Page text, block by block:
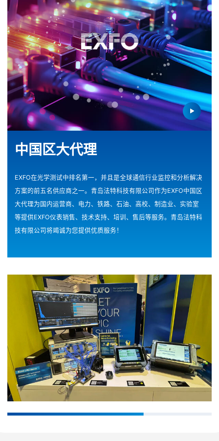
中国区大代理
EXFO在光学测试中排名第一，并且是全球通信行业监控和分析解决
方案的前五名供应商之一。青岛法特科技有限公司作为EXFO中国区
大代理为国内运营商、电力、铁路、石油、高校、制造业、实验室
等提供EXFO仪表销售、技术支持、培训、售后等服务。青岛法特科
技有限公司将竭诚为您提供优质服务！